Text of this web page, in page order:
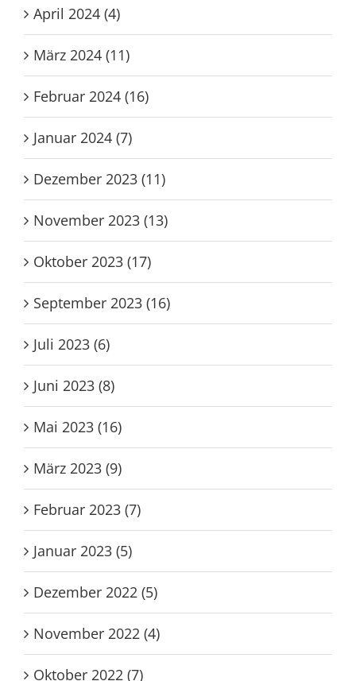
April 2024 (4)
März 2024 (11)
Februar 2024 (16)
Januar 2024 (7)
Dezember 2023 (11)
November 2023 (13)
Oktober 2023 (17)
September 2023 (16)
Juli 2023 (6)
Juni 2023 (8)
Mai 2023 (16)
März 2023 (9)
Februar 2023 (7)
Januar 2023 (5)
Dezember 2022 (5)
November 2022 (4)
Oktober 2022 (7)